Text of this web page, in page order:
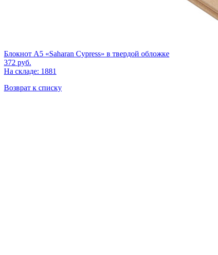
Блокнот А5 «Saharan Cypress» в твердой обложке
372 руб.
На складе: 1881
Возврат к списку